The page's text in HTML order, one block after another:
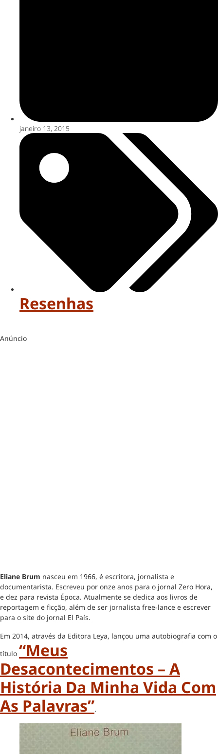
janeiro 13, 2015
Resenhas
Anúncio
Eliane Brum nasceu em 1966, é escritora, jornalista e
documentarista. Escreveu por onze anos para o jornal Zero Hora,
e dez para revista Época. Atualmente se dedica aos livros de
reportagem e ficção, além de ser jornalista free-lance e escrever
para o site do jornal El País.
Em 2014, através da Editora Leya, lançou uma autobiografia com o
título “Meus
Desacontecimentos – A
História Da Minha Vida Com
As Palavras”.